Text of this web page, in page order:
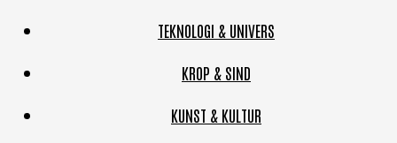
TEKNOLOGI & UNIVERS
KROP & SIND
KUNST & KULTUR